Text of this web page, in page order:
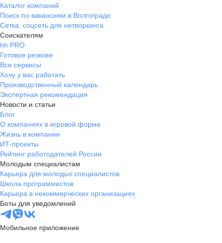
Каталог компаний
Поиск по вакансиям в Волгограде
Сетка: соцсеть для нетворкинга
Соискателям
hh PRO
Готовое резюме
Все сервисы
Хочу у вас работать
Производственный календарь
Экспертная рекомендация
Новости и статьи
Блог
О компаниях в игровой форме
Жизнь в компании
ИТ-проекты
Рейтинг работодателей России
Молодым специалистам
Карьера для молодых специалистов
Школа программистов
Карьера в некоммерческих организациях
Боты для уведомлений
Мобильное приложение